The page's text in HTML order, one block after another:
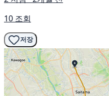
10 조회
저장